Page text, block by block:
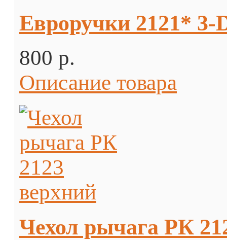
Евроручки 2121* 3-
800 p.
Описание товара
Чехол рычага РК